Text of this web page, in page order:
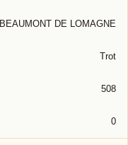
BEAUMONT DE LOMAGNE
Trot
508
0